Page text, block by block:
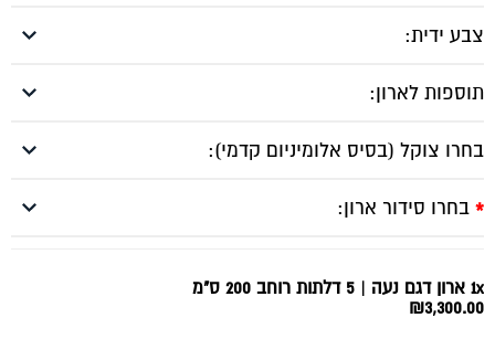
צבע ידית:
תוספות לארון:
בחרו צוקל (בסיס אלומיניום קדמי):
* בחרו סידור ארון:
1x ארון דגם נעה | 5 דלתות רוחב 200 ס"מ
₪3,300.00